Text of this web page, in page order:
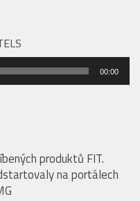
00:00
produktů FIT.
na portálech